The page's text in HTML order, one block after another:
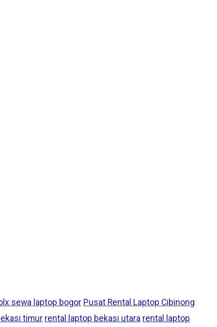
sewa laptop bogor Pusat Rental Laptop Cibinong
timur rental laptop bekasi utara rental laptop